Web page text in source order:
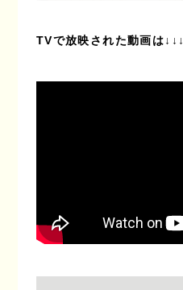
TVで放映された動画は↓↓↓